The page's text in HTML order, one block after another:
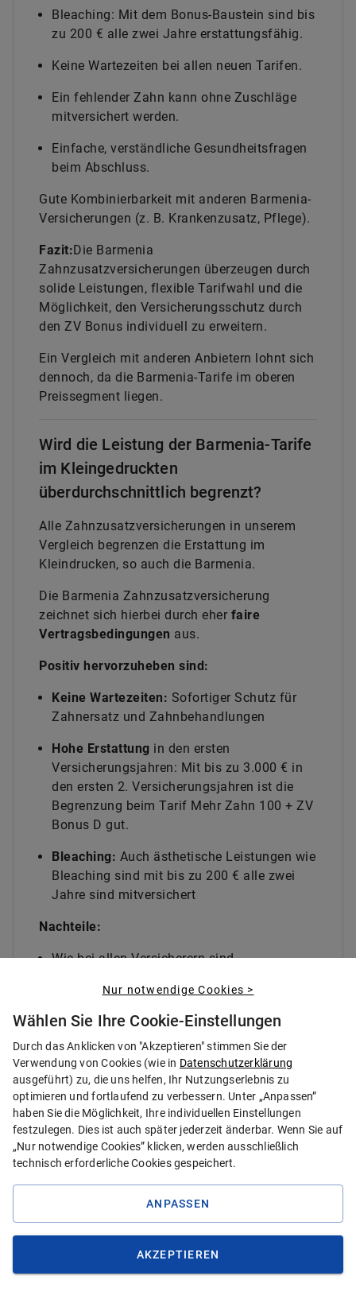
Bleaching: Mit dem Bonus-Baustein sind bis
zu 200 € alle zwei Jahre erstattungsfähig.
Keine Wartezeiten bei allen neuen Tarifen.
Ein fehlender Zahn kann ohne Zuschläge
mitversichert werden.
Einfache, verständliche Gesundheitsfragen
beim Abschluss.
Gute Kombinierbarkeit mit anderen Barmenia-
Versicherungen (z. B. Krankenzusatz, Pflege).
Fazit: Die Barmenia
Zahnzusatzversicherungen überzeugen durch
solide Leistungen, flexible Tarifwahl und die
Möglichkeit, den Versicherungsschutz durch
den ZV Bonus individuell zu erweitern.
Ein Vergleich mit anderen Anbietern lohnt sich
dennoch, da die Barmenia-Tarife im oberen
Preissegment liegen.
Wird die Leistung der Barmenia-Tarife
im Kleingedruckten
überdurchschnittlich begrenzt?
Alle Zahnzusatzversicherungen in unserem
Vergleich begrenzen die Erstattung im
Kleindrucken, so auch die Barmenia.
Die Barmenia Zahnzusatzversicherung
zeichnet sich hierbei durch eher faire
Vertragsbedingungen aus.
Positiv hervorzuheben sind:
Keine Wartezeiten: Sofortiger Schutz für
Zahnersatz und Zahnbehandlungen
Hohe Erstattung in den ersten
Versicherungsjahren: Mit bis zu 3.000 € in
den ersten 2. Versicherungsjahren ist die
Begrenzung beim Tarif Mehr Zahn 100 + ZV
Bonus D gut.
Bleaching: Auch ästhetische Leistungen wie
Bleaching sind mit bis zu 200 € alle zwei
Jahre sind mitversichert
Nachteile:
Wie bei allen Versicherern sind
vor Vertragsabschluss angeraten oder
begonnen wurden.
Hohe Leistungskürzung bei mehr als einem
fehlenden Zahn
Die Leistungsbegrenzungen sind im
Marktvergleich insgesamt kundenfreundlich
gestaltet.
Was sind die Aufnahmekriterien der
Barmenia Zahnzusatzversicherung?
Zahnzusatzversicherung müssen Sie in
Nur notwendige Cookies >
Wählen Sie Ihre Cookie-Einstellungen
Durch das Anklicken von "Akzeptieren" stimmen Sie der
Verwendung von Cookies (wie in Datenschutzerklärung
ausgeführt) zu, die uns helfen, Ihr Nutzungserlebnis zu
optimieren und fortlaufend zu verbessern. Unter „Anpassen”
haben Sie die Möglichkeit, Ihre individuellen Einstellungen
festzulegen. Dies ist auch später jederzeit änderbar. Wenn Sie auf
„Nur notwendige Cookies” klicken, werden ausschließlich
technisch erforderliche Cookies gespeichert.
ANPASSEN
AKZEPTIEREN